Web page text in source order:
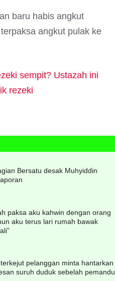
baru habis angkut
angkut pulak ke
sempit? Ustazah ini
rezeki
Bersatu desak Muhyiddin
paksa aku kahwin dengan orang
aku terus lari rumah bawak
pelanggan minta hantarkan
suruh duduk sebelah pemandu